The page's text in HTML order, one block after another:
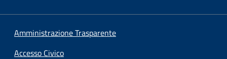
Amministrazione Trasparente
Accesso Civico